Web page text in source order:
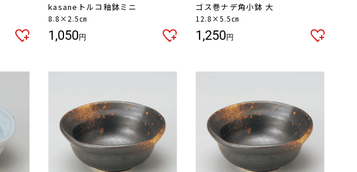
kasaneトルコ釉鉢ミニ
8.8×2.5㎝
1,050円
ゴス巻ナデ角小鉢 大
12.8×5.5㎝
1,250円